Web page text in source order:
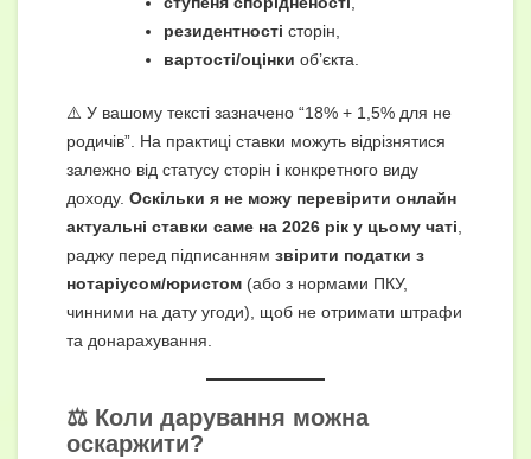
резидентності сторін,
вартості/оцінки об’єкта.
⚠️ У вашому тексті зазначено “18% + 1,5% для не
родичів”. На практиці ставки можуть відрізнятися
залежно від статусу сторін і конкретного виду
доходу. Оскільки я не можу перевірити онлайн
актуальні ставки саме на 2026 рік у цьому чаті
раджу перед підписанням звірити податки з
нотаріусом/юристом (або з нормами ПКУ,
чинними на дату угоди), щоб не отримати штрафи
та донарахування.
⚖️ Коли дарування можна
оскаржити?